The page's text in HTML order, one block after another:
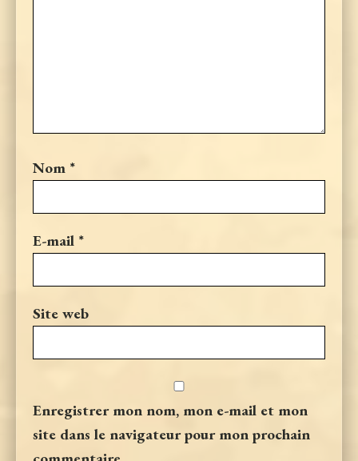
Nom *
E-mail *
Site web
Enregistrer mon nom, mon e-mail et mon
site dans le navigateur pour mon prochain